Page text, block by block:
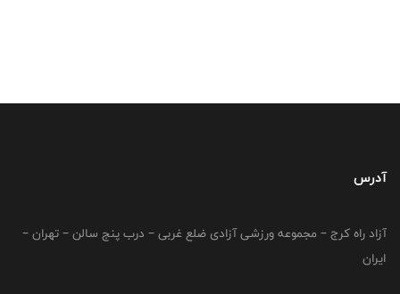
آدرس
آزاد راه کرج – مجموعه ورزشی آزادی ضلع غربی – درب پنج سالن – تهران –
ایران